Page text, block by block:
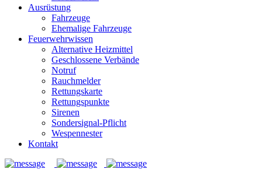
Ausrüstung
Fahrzeuge
Ehemalige Fahrzeuge
Feuerwehrwissen
Alternative Heizmittel
Geschlossene Verbände
Notruf
Rauchmelder
Rettungskarte
Rettungspunkte
Sirenen
Sondersignal-Pflicht
Wespennester
Kontakt